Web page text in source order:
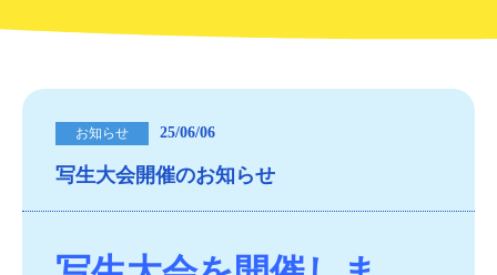
お知らせ 25/06/06
写生大会開催のお知らせ